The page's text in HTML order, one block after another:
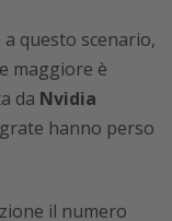
questo scenario,
maggiore è
da Nvidia
hanno perso
il numero